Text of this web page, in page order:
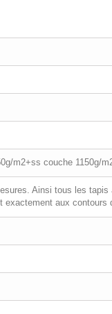
m2+ss couche 1150g/
Ainsi tous les
exactement aux contours